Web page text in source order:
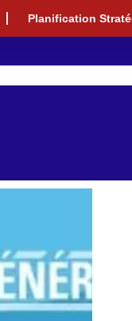
Planification